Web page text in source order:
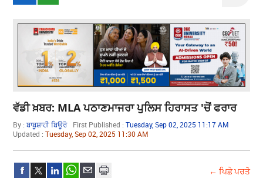
ਵੱਡੀ ਖ਼ਬਰ: MLA ਪਠਾਣਮਾਜਰਾ ਪੁਲਿਸ ਹਿਰਾਸਤ 'ਚੋਂ ਫਰਾਰ
By :ਬਾਬੂਸ਼ਾਹੀ ਬਿਊਰੋ First Published :Tuesday, Sep 02, 2025 11:17 AM
Updated :Tuesday, Sep 02, 2025 11:30 AM
← ਪਿਛੇ ਪਰਤੋ